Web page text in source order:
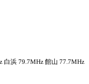
白浜 79.7MHz 館山 77.7MHz